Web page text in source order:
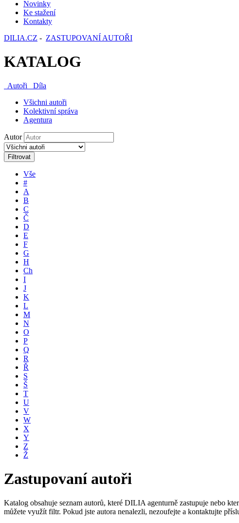
Novinky
Ke stažení
Kontakty
DILIA.CZ - ZASTUPOVANÍ AUTOŘI
KATALOG
Autoři
Díla
Všichni autoři
Kolektivní správa
Agentura
Autor
Filtrovat
Vše
#
A
B
C
Č
D
E
F
G
H
Ch
I
J
K
L
M
N
O
P
Q
R
Ř
S
Š
T
U
V
W
X
Y
Z
Ž
Zastupovaní autoři
Katalog obsahuje seznam autorů, které DILIA agenturně zastupuje nebo
můžete využít filtr. Pokud jste autora nenalezli, nezoufejte a kontaktujte